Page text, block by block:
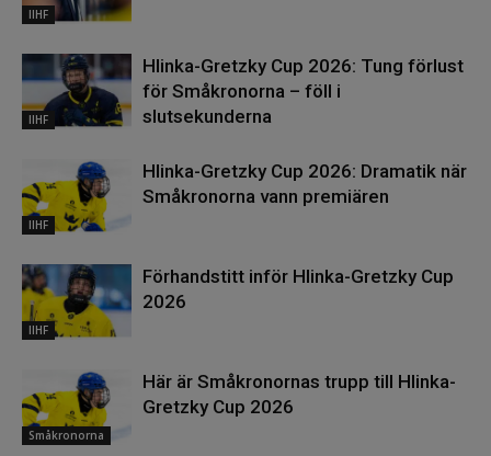
IIHF
IIHF
Hlinka-Gretzky Cup 2026: Tung förlust
för Småkronorna – föll i
slutsekunderna
IIHF
Hlinka-Gretzky Cup 2026: Dramatik när
Småkronorna vann premiären
IIHF
Förhandstitt inför Hlinka-Gretzky Cup
2026
Småkronorna
Här är Småkronornas trupp till Hlinka-
Gretzky Cup 2026